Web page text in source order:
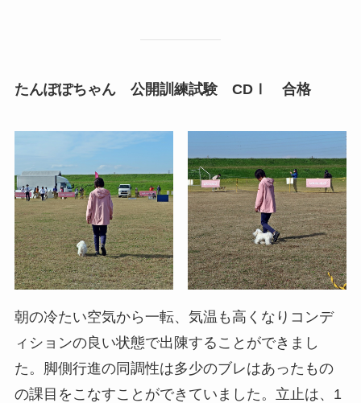
たんぽぽちゃん 公開訓練試験 CDⅠ 合格
朝の冷たい空気から一転、気温も高くなりコンデ
ィションの良い状態で出陳することができまし
た。脚側行進の同調性は多少のブレはあったもの
の課目をこなすことができていました。立止は、1